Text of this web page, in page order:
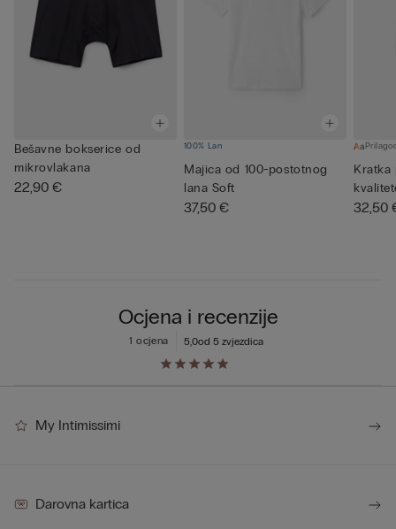
Bešavne bokserice od
mikrovlakana
22,90 €
100% Lan
Majica od 100-postotnog
lana Soft
37,50 €
Kratka
32,50
Ocjena i recenzije
5,0od 5 zvjezdica
1 ocjena
My Intimissimi
Darovna kartica